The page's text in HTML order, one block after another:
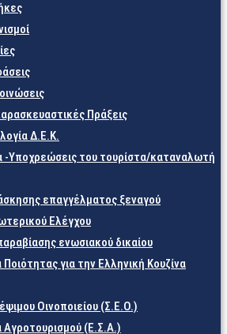
Πράξεις
Δ.Ε.Κ.
-Υποχρεώσεις του τουρίστα/καταναλωτή
επαγγέλματος ξεναγού
Ελέγχου
ενωσιακού δικαίου
Ποιότητας για την Ελληνική Κουζίνα
Οινοποιείου (Σ.Ε.Ο.)
Αγροτουρισμού (Ε.Σ.Α.)